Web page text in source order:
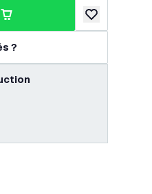
ajouter à la
?